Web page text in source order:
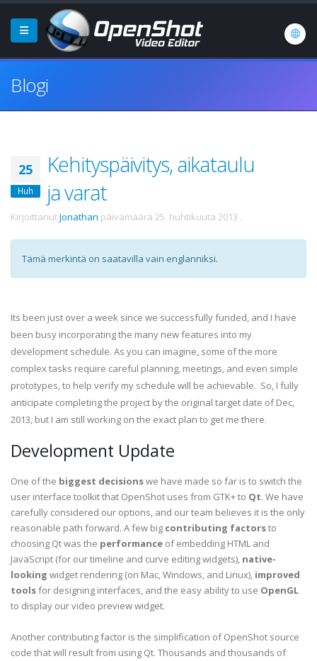
Blogi
25
Huh
Kehityspäivitys, aikataulu
ja varat
KirjoittanutJonathan päivämäärä 25. huhtikuuta 2013 .
Tämä merkintä on saatavilla vain englanniksi.
Its been just over a week since we successfully funded, and I have
been busy incorporating the many new features into my
development schedule. As you can imagine, some of the more
complex tasks require careful planning, meetings, and even simple
prototypes, to help verify my schedule will be achievable. So, I fully
anticipate completing the project by the original target date of Dec,
2013, but I am still working on the exact plan to get me there.
Development Update
One of the biggest decisionswe have made so far is to switch the
user interface toolkit that OpenShot uses from GTK+ to Qt. We have
carefully considered our options, and our team believes it is the only
reasonable path forward. A few big contributing factorsto
choosing Qt was the performance of embedding HTML and
JavaScript (for our timeline and curve editing widgets), native-
looking widget rendering (on Mac, Windows, and Linux), improved
toolsfor designing interfaces, and the easy ability to use OpenGL
to display our video preview widget.
Another contributing factor is the simplification of OpenShot source
code that will result from using Qt. Thousands and thousands of